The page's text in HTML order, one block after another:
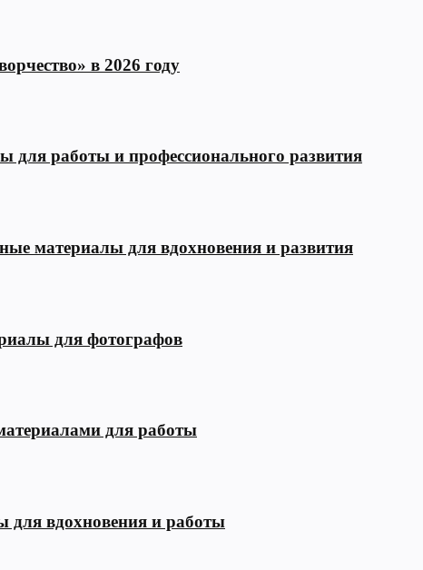
в 2026 году
для работы и профессионального развития
материалы для вдохновения и развития
для фотографов
для работы
для вдохновения и работы